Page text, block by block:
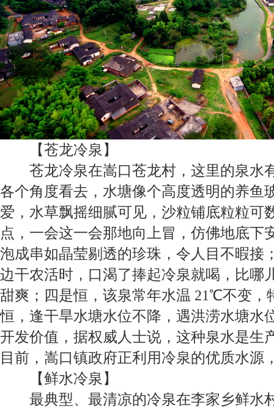
【苍龙冷泉 】
苍龙冷泉在嵩口苍龙村，这里的泉水
各个角度看去，水塘像个高度透明的养鱼
爱，水草飘摇细腻可见，沙粒铺底粒粒可
点，一会这一会那地向上冒，仿佛地底下
泡成串如晶莹剔透的珍珠，令人目不暇接
边干农活时，口渴了捧起冷泉就喝，比哪
甜爽；四是恒，该泉常年水温 21℃不变，
恒，逢干旱水塘水位不降，遇洪涝水塘
开发价值，据权威人士说，这种泉水是生
目前，嵩口镇政府正利用冷泉的优质水源
【鲜水冷泉 】
最典型、最清凉的冷泉在李家乡鲜水